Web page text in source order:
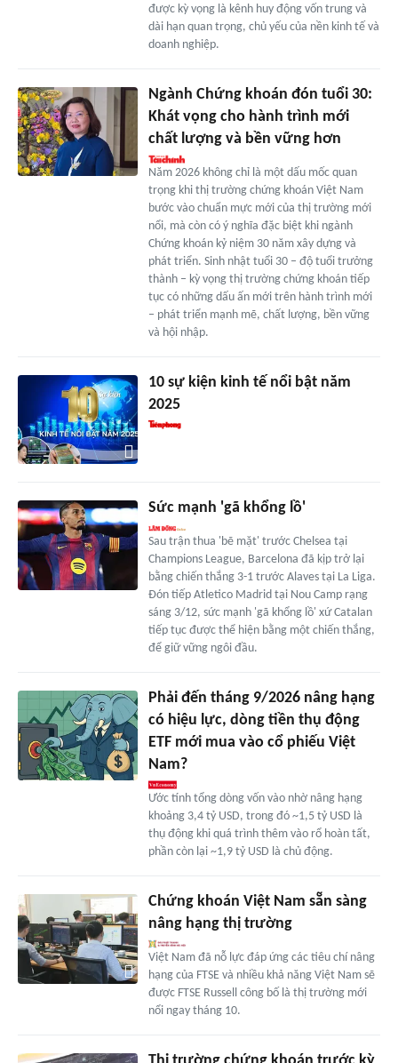
được kỳ vọng là kênh huy động vốn trung và
dài hạn quan trọng, chủ yếu của nền kinh tế và
doanh nghiệp.
Ngành Chứng khoán đón tuổi 30:
Khát vọng cho hành trình mới
chất lượng và bền vững hơn
Năm 2026 không chỉ là một dấu mốc quan
trọng khi thị trường chứng khoán Việt Nam
bước vào chuẩn mực mới của thị trường mới
nổi, mà còn có ý nghĩa đặc biệt khi ngành
Chứng khoán kỷ niệm 30 năm xây dựng và
phát triển. Sinh nhật tuổi 30 – độ tuổi trưởng
thành – kỳ vọng thị trường chứng khoán tiếp
tục có những dấu ấn mới trên hành trình mới
– phát triển mạnh mẽ, chất lượng, bền vững
và hội nhập.
10 sự kiện kinh tế nổi bật năm
2025
Sức mạnh 'gã khổng lồ'
Sau trận thua 'bẽ mặt' trước Chelsea tại
Champions League, Barcelona đã kịp trở lại
bằng chiến thắng 3-1 trước Alaves tại La Liga.
Đón tiếp Atletico Madrid tại Nou Camp rạng
sáng 3/12, sức mạnh 'gã khổng lồ' xứ Catalan
tiếp tục được thể hiện bằng một chiến thắng,
để giữ vững ngôi đầu.
Phải đến tháng 9/2026 nâng hạng
có hiệu lực, dòng tiền thụ động
ETF mới mua vào cổ phiếu Việt
Nam?
Ước tính tổng dòng vốn vào nhờ nâng hạng
khoảng 3,4 tỷ USD, trong đó ~1,5 tỷ USD là
thụ động khi quá trình thêm vào rổ hoàn tất,
phần còn lại ~1,9 tỷ USD là chủ động.
Chứng khoán Việt Nam sẵn sàng
nâng hạng thị trường
Việt Nam đã nỗ lực đáp ứng các tiêu chí nâng
hạng của FTSE và nhiều khả năng Việt Nam sẽ
được FTSE Russell công bố là thị trường mới
nổi ngay tháng 10.